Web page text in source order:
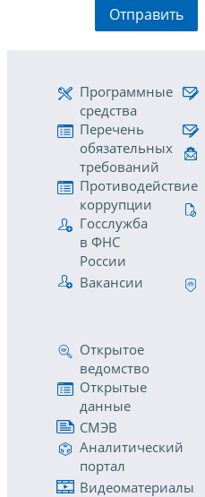
Отправить
Программные
средства
Перечень
обязательных
требований
Противодействие
коррупции
Госслужба
в ФНС
России
Вакансии
Открытое
ведомство
Открытые
данные
СМЭВ
Аналитический
портал
Видеоматериалы